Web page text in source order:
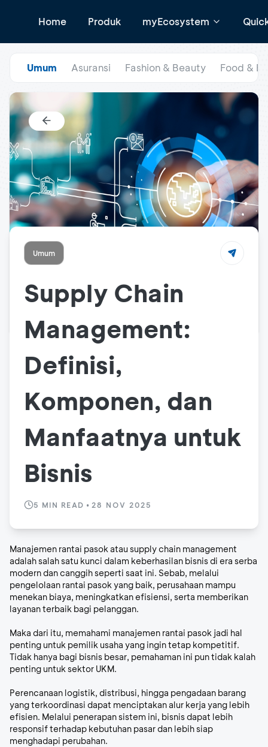
Home Produk myEcosystem
Umum Asuransi Fashion & Beauty Food &
Umum
Supply Chain
Management:
Definisi,
Komponen, dan
Manfaatnya untuk
Bisnis
5 MIN READ • 28 NOV 2025
Manajemen rantai pasok atau supply chain management
adalah salah satu kunci dalam keberhasilan bisnis di era serba
modern dan canggih seperti saat ini. Sebab, melalui
pengelolaan rantai pasok yang baik, perusahaan mampu
menekan biaya, meningkatkan efisiensi, serta memberikan
layanan terbaik bagi pelanggan.
Maka dari itu, memahami manajemen rantai pasok jadi hal
penting untuk pemilik usaha yang ingin tetap kompetitif.
Tidak hanya bagi bisnis besar, pemahaman ini pun tidak kalah
penting untuk sektor UKM.
Perencanaan logistik, distribusi, hingga pengadaan barang
yang terkoordinasi dapat menciptakan alur kerja yang lebih
efisien. Melalui penerapan sistem ini, bisnis dapat lebih
responsif terhadap kebutuhan pasar dan lebih siap
menghadapi perubahan.